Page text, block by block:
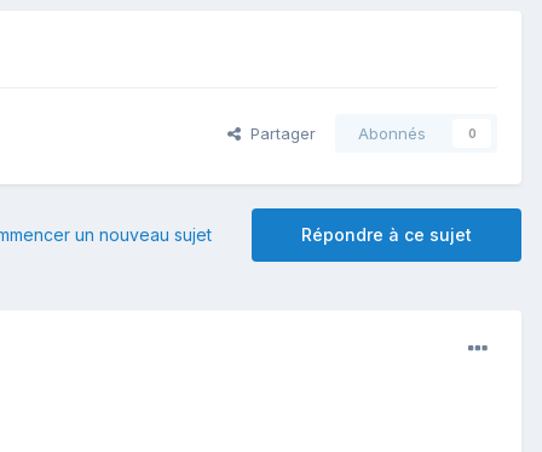
Partager Abonnés 0
Répondre à ce sujet
un nouveau sujet